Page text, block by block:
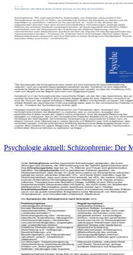
Psychologie aktuell: Schizophrenie: Der